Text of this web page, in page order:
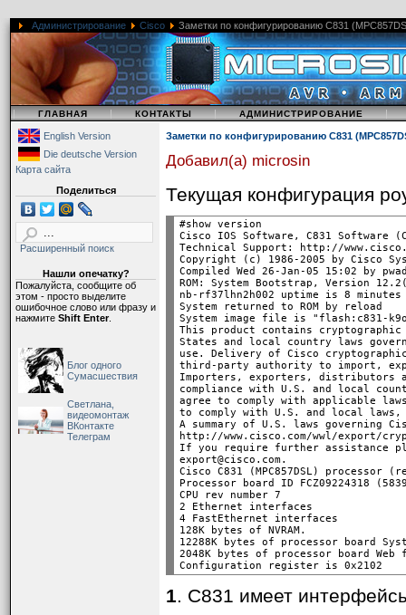
Администрирование Cisco Заметки по конфигурированию C831
| ГЛАВНАЯ | КОНТАКТЫ | АДМИНИСТРИРОВАНИЕ |
English Version
Die deutsche Version
Карта сайта
Поделиться
Расширенный поиск
Нашли опечатку?
Пожалуйста, сообщите об
этом - просто выделите
ошибочное слово или фразу и
нажмите Shift Enter.
Блог одного
Сумасшествия
Светлана,
видеомонтаж
ВКонтакте
Телеграм
Заметки по конфигурированию C831
Добавил(а) microsin
Текущая конфигурация
#show version
Cisco IOS Software, C831 Software
Technical Support: http://
Copyright (c) 1986-2005 by Cisco
Compiled Wed 26-Jan-05 15:02 by
ROM: System Bootstrap, Version
nb-rf37lhn2h002 uptime is 8 minutes
System returned to ROM by reload
System image file is "flash:c831-
This product contains
States and local country laws
use. Delivery of Cisco
third-party authority to import,
Importers, exporters, distributors
compliance with U.S. and local
agree to comply with applicable
to comply with U.S. and local
A summary of U.S. laws governing
http://www.cisco.com/wwl/export/
If you require further assistance
export@cisco.com.
Cisco C831 (MPC857DSL) processor
Processor board ID FCZ09224318
CPU rev number 7
2 Ethernet interfaces
4 FastEthernet interfaces
128K bytes of NVRAM.
12288K bytes of processor board
2048K bytes of processor board
1 . C831 имеет